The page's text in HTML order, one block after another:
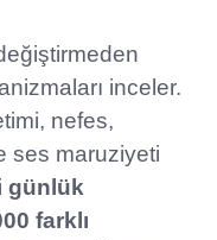
inceler.
nefes,
ses maruziyeti
günlük
farklı